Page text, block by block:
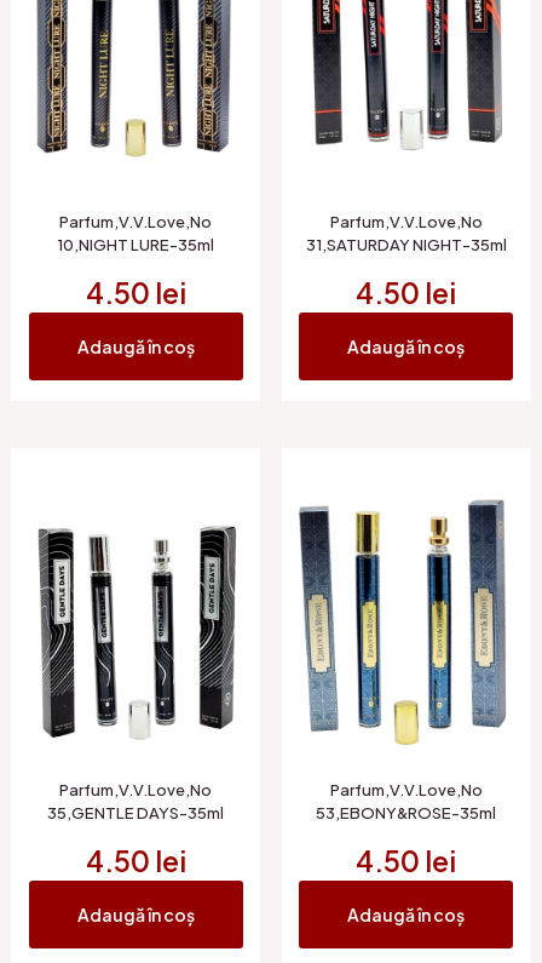
Parfum,V.V.Love,No
10,NIGHT LURE-35ml
4.50 lei
Adaugă în coș
Parfum,V.V.Love,No
31,SATURDAY NIGHT-35ml
4.50 lei
Adaugă în coș
Parfum,V.V.Love,No
35,GENTLE DAYS-35ml
4.50 lei
Adaugă în coș
Parfum,V.V.Love,No
53,EBONY&ROSE-35ml
4.50 lei
Adaugă în coș